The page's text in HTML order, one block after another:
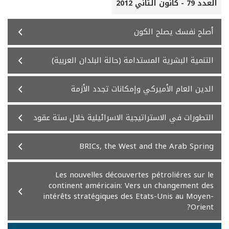
العدد 79 - كانون الثاني 2012
أصلح نفسك يصلح الكون
التنمية البشرية المستدامة (حالة البلدان العربية)
الدين العام الأميركي وإمكانات تجدد الأزمة
التطورات في الاستراتيجية الاسرائيلية خلال ستة عقود
BRICs, the West and the Arab Spring
Les nouvelles découvertes pétroliéres sur le
continent américain: Vers un changement des
intérêts stratégiques des Etats-Unis au Moyen-
Orient?